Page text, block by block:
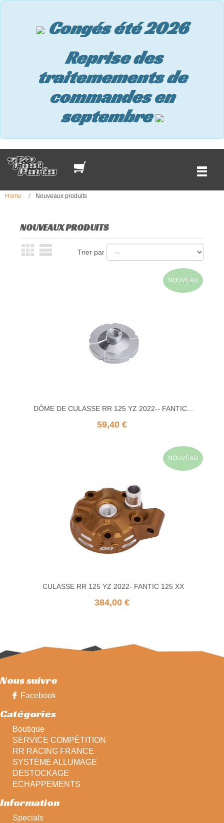
Congés été 2026
Reprise des
traitemements de
commandes en
septembre
Home Nouveaux produits
NOUVEAUX PRODUITS
Trier par
DÔME DE CULASSE RR 125 YZ 2022-- FANTIC...
59,40 €
NOUVEAU
CULASSE RR 125 YZ 2022- FANTIC 125 XX
384,00 €
NOUVEAU
Nous suivre
Facebook
Catégories
Boutique
SERVICE COMPÉTITION
RR RACING FRANCE
SYSTÈME ALLUMAGE
DESTOCKAGE
ECHAPPEMENTS
Information
Specials